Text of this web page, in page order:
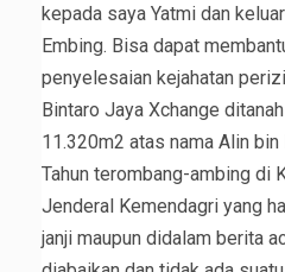
kepada saya Yatmi dan
Embing. Bisa dapat
penyelesaian kejahatan
Bintaro Jaya Xchange
11.320m2 atas nama Alin
Tahun terombang-ambing di
Jenderal Kemendagri yang
janji maupun didalam berita